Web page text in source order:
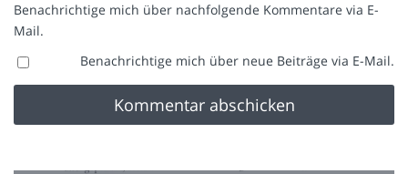
Benachrichtige mich über nachfolgende Kommentare via E-
Mail.
Benachrichtige mich über neue Beiträge via E-Mail.